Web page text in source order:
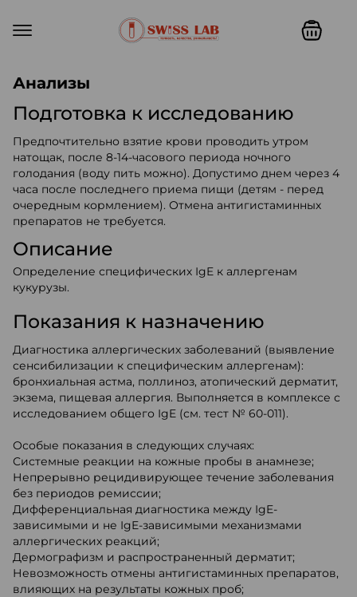
Анализы
Подготовка к исследованию
Предпочтительно взятие крови проводить утром
натощак, после 8-14-часового периода ночного
голодания (воду пить можно). Допустимо днем через 4
часа после последнего приема пищи (детям - перед
очередным кормлением). Отмена антигистаминных
препаратов не требуется.
Описание
Определение специфических IgE к аллергенам
кукурузы.
Показания к назначению
Диагностика аллергических заболеваний (выявление
сенсибилизации к специфическим аллергенам):
бронхиальная астма, поллиноз, атопический дерматит,
экзема, пищевая аллергия. Выполняется в комплексе с
исследованием общего IgE (см. тест № 60-011).
Особые показания в следующих случаях:
Системные реакции на кожные пробы в анамнезе;
Непрерывно рецидивирующее течение заболевания
без периодов ремиссии;
Дифференциальная диагностика между IgE-
зависимыми и не IgE-зависимыми механизмами
аллергических реакций;
Дермографизм и распространенный дерматит;
Невозможность отмены антигистаминных препаратов,
влияющих на результаты кожных проб;